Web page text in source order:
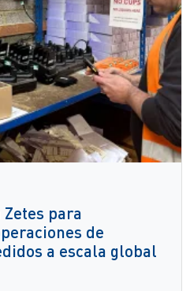
para
de
a escala global